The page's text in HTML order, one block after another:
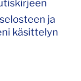
ja
käsittelyn